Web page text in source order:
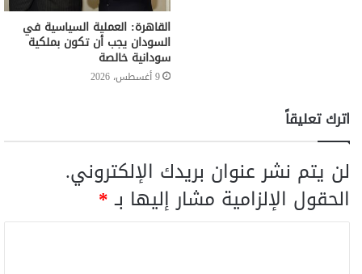
القاهرة: العملية السياسية في
السودان يجب أن تكون بملكية
سودانية خالصة
9 أغسطس، 2026
اترك تعليقاً
لن يتم نشر عنوان بريدك الإلكتروني.
الحقول الإلزامية مشار إليها بـ*